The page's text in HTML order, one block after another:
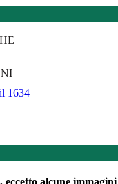
1634
alcune